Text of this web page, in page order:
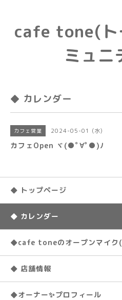
cafe tone(ト
ミュニ
◆ カレンダー
カフェ営業 2024-05-01 (水)
カフェOpen ヾ(●ﾟ∀ﾟ●)ﾉ
◆ トップページ
◆ カレンダー
◆cafe toneのオープンマイ
◆ 店舗情報
◆オーナー✨プロフィール